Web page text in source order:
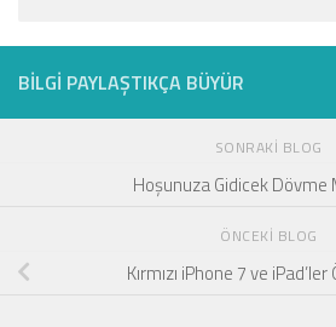
BILGI PAYLAŞTIKÇA BÜYÜR
SONRAKI BLOG
Hoşunuza Gidicek Dövme
ÖNCEKI BLOG
Kırmızı iPhone 7 ve